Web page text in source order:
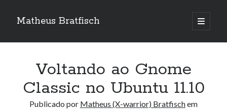
Matheus Bratfisch
abrir
o
Barra
Calendário
outubro 2011
Voltando ao Gnome
Classic no Ubuntu 11.10
Publicado por Matheus (X-warrior) Bratfischem